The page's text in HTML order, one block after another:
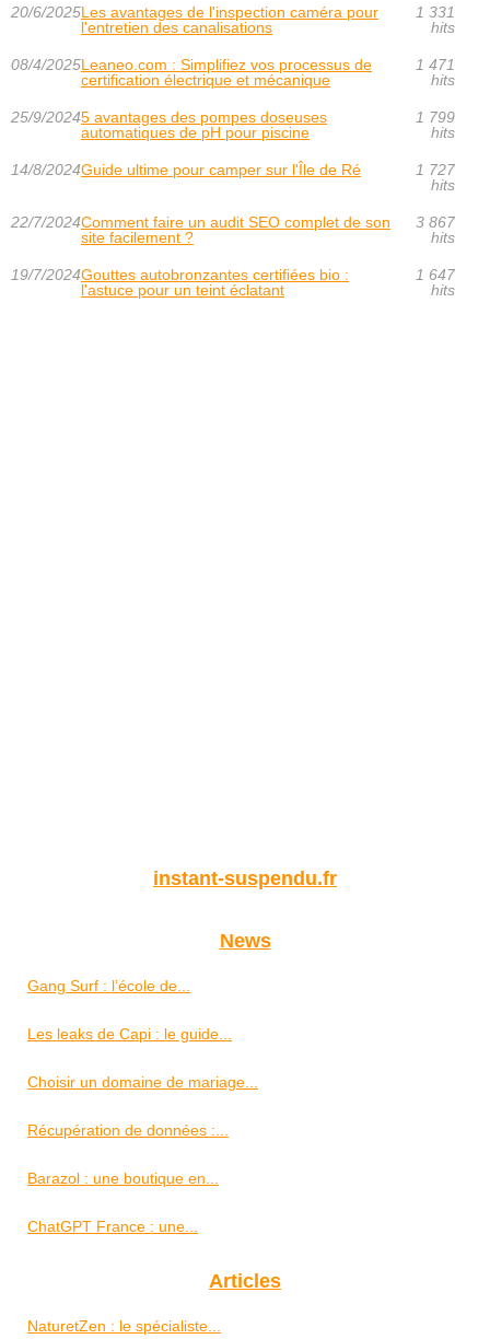
20/6/2025Les avantages de l'inspection caméra pour
l'entretien des canalisations
1 331
hits
08/4/2025Leaneo.com : Simplifiez vos processus de
certification électrique et mécanique
1 471
hits
25/9/20245 avantages des pompes doseuses
automatiques de pH pour piscine
1 799
hits
14/8/2024Guide ultime pour camper sur l'Île de Ré
1 727
hits
22/7/2024Comment faire un audit SEO complet de son
site facilement ?
3 867
hits
19/7/2024Gouttes autobronzantes certifiées bio :
l'astuce pour un teint éclatant
1 647
hits
instant-suspendu.fr
News
Gang Surf : l’école de...
Les leaks de Capi : le guide...
Choisir un domaine de mariage...
Récupération de données :...
Barazol : une boutique en...
ChatGPT France : une...
Articles
NaturetZen : le spécialiste...